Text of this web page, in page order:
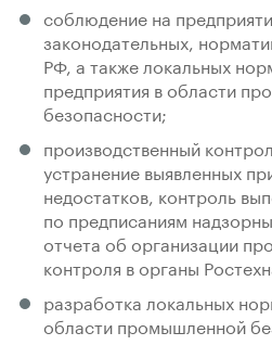
соблюдение на
законодательных,
РФ, а также локальных
предприятия в области
безопасности;
производственный
устранение выявленных
недостатков, контроль
по предписаниям
отчета об организации
контроля в органы
разработка локальных
области промышленной